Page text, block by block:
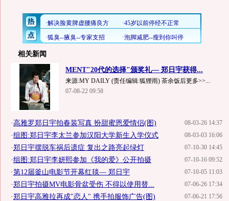
相关新闻
MENT"20代的选择"颁奖礼— 郑日宇获得...
来源:MY DAILY (责任编辑:狐狸雨) 茶余饭后更多>>...
07-08-22 09:58
08-03-26 14:37
·高雅罗郑日宇拍春装写真 扮甜蜜恩爱情侣(图)
08-03-03 16:06
·组图:郑日宇李太兰参加汉阳大学新生入学仪式
07-10-30 14:45
·郑日宇摆脱车祸后遗症 复出之路亮起绿灯
07-10-16 09:52
·组图:郑日宇李妍熙参加《我的爱》公开拍摄
07-10-05 11:03
·第12届釜山电影节开幕红毯— 郑日宇
07-06-26 17:34
·郑日宇拍摄MV电影骨盆受伤 不得以使用替...
07-06-21 17:56
·郑日宇高雅拉再成"恋人" 携手拍服饰广告(图)